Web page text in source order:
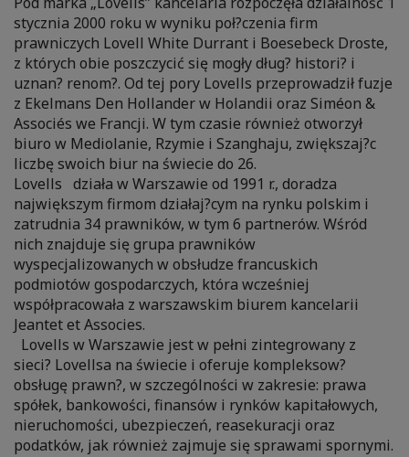
stycznia 2000 roku w wyniku poł?czenia firm
prawniczych Lovell White Durrant i Boesebeck Droste,
z których obie poszczycić się mogły dług? histori? i
uznan? renom?. Od tej pory Lovells przeprowadził fuzje
z Ekelmans Den Hollander w Holandii oraz Siméon &
Associés we Francji. W tym czasie również otworzył
biuro w Mediolanie, Rzymie i Szanghaju, zwiększaj?c
liczbę swoich biur na świecie do 26.
Lovells działa w Warszawie od 1991 r., doradza
największym firmom działaj?cym na rynku polskim i
zatrudnia 34 prawników, w tym 6 partnerów. Wśród
nich znajduje się grupa prawników
wyspecjalizowanych w obsłudze francuskich
podmiotów gospodarczych, która wcześniej
współpracowała z warszawskim biurem kancelarii
Jeantet et Associes.
Lovells w Warszawie jest w pełni zintegrowany z
sieci? Lovellsa na świecie i oferuje kompleksow?
obsługę prawn?, w szczególności w zakresie: prawa
spółek, bankowości, finansów i rynków kapitałowych,
nieruchomości, ubezpieczeń, reasekuracji oraz
podatków, jak również zajmuje się sprawami spornymi.